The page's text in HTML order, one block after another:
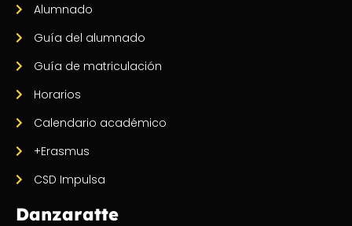
Alumnado
Guía del alumnado
Guía de matriculación
Horarios
Calendario académico
+Erasmus
CSD Impulsa
Danzaratte